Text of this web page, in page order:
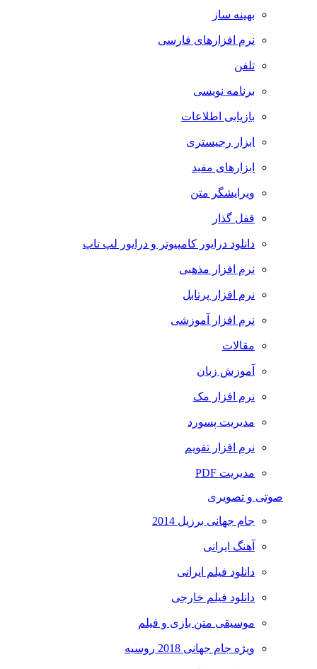
بهینه ساز
نرم افزارهای فارسی
تلفن
برنامه نویسی
بازیابی اطلاعات
ابزار رجیستری
ابزارهای مفید
ویرایشگر متن
قفل گذار
دانلود درایور کامپیوتر و درایور لپ تاپ
نرم افزار مذهبی
نرم افزار پرتابل
نرم افزار آموزشی
مقالات
آموزش زبان
نرم افزار مک
مدیریت پسورد
نرم افزار تقویم
مدیریت PDF
صوتی و تصویری
جام جهانی برزیل 2014
آهنگ ایرانی
دانلود فیلم ایرانی
دانلود فیلم خارجی
موسیقی متن بازی و فیلم
ویژه جام جهانی 2018 روسیه